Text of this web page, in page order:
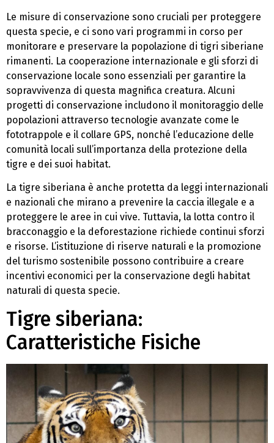
Le misure di conservazione sono cruciali per proteggere
questa specie, e ci sono vari programmi in corso per
monitorare e preservare la popolazione di tigri siberiane
rimanenti. La cooperazione internazionale e gli sforzi di
conservazione locale sono essenziali per garantire la
sopravvivenza di questa magnifica creatura. Alcuni
progetti di conservazione includono il monitoraggio delle
popolazioni attraverso tecnologie avanzate come le
fototrappole e il collare GPS, nonché l’educazione delle
comunità locali sull’importanza della protezione della
tigre e dei suoi habitat.
La tigre siberiana è anche protetta da leggi internazionali
e nazionali che mirano a prevenire la caccia illegale e a
proteggere le aree in cui vive. Tuttavia, la lotta contro il
bracconaggio e la deforestazione richiede continui sforzi
e risorse. L’istituzione di riserve naturali e la promozione
del turismo sostenibile possono contribuire a creare
incentivi economici per la conservazione degli habitat
naturali di questa specie.
Tigre siberiana:
Caratteristiche Fisiche